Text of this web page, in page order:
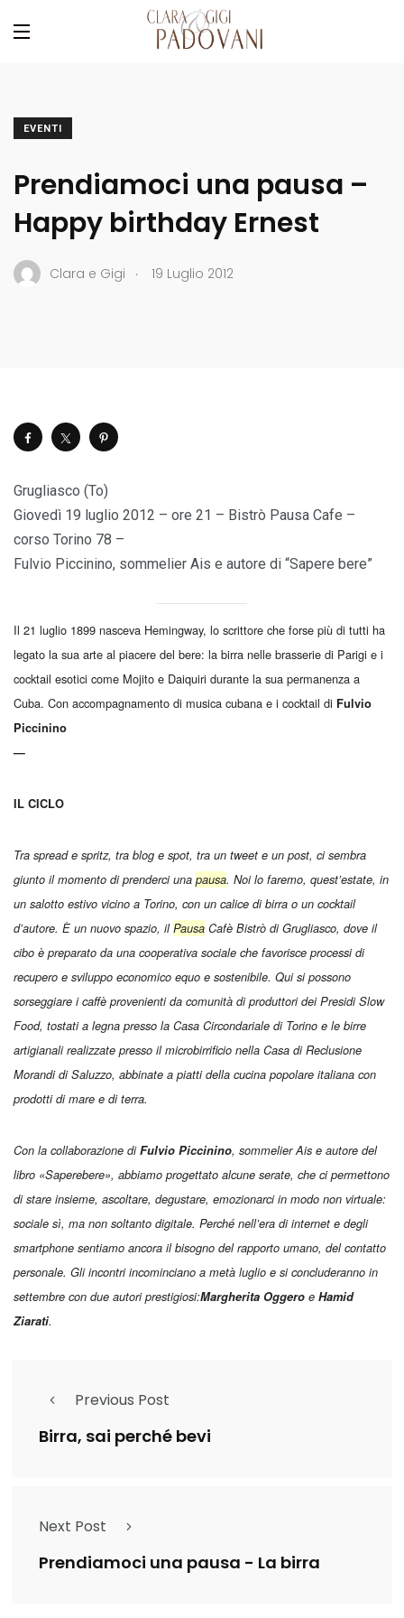
EVENTI
Prendiamoci una pausa –
Happy birthday Ernest
Clara e Gigi . 19 Luglio 2012
Grugliasco (To)
Giovedì 19 luglio 2012 – ore 21 – Bistrò Pausa Cafe –
corso Torino 78 –
Fulvio Piccinino, sommelier Ais e autore di “Sapere bere”
Il 21 luglio 1899 nasceva Hemingway, lo scrittore che forse più di tutti ha
legato la sua arte al piacere del bere: la birra nelle brasserie di Parigi e i
cocktail esotici come Mojito e Daiquiri durante la sua permanenza a
Cuba. Con accompagnamento di musica cubana e i cocktail di Fulvio
Piccinino
—
IL CICLO
Tra spread e spritz, tra blog e spot, tra un tweet e un post, ci sembra
giunto il momento di prenderci una pausa. Noi lo faremo, quest’estate, in
un salotto estivo vicino a Torino, con un calice di birra o un cocktail
d’autore. È un nuovo spazio, ilPausa Cafè Bistrò di Grugliasco, dove il
cibo è preparato da una cooperativa sociale che favorisce processi di
recupero e sviluppo economico equo e sostenibile. Qui si possono
sorseggiare i caffè provenienti da comunità di produttori dei Presidi Slow
Food, tostati a legna presso la Casa Circondariale di Torino e le birre
artigianali realizzate presso il microbirrificio nella Casa di Reclusione
Morandi di Saluzzo, abbinate a piatti della cucina popolare italiana con
prodotti di mare e di terra.
Con la collaborazione diFulvio Piccinino, sommelier Ais e autore del
libro «Saperebere», abbiamo progettato alcune serate, che ci permettono
di stare insieme, ascoltare, degustare, emozionarci in modo non virtuale:
sociale sì, ma non soltanto digitale. Perché nell’era di internet e degli
smartphone sentiamo ancora il bisogno del rapporto umano, del contatto
personale. Gli incontri incominciano a metà luglio e si concluderanno in
settembre con due autori prestigiosi:Margherita Oggero e Hamid
Ziarati.
Previous Post
Birra, sai perché bevi
Next Post
Prendiamoci una pausa - La birra